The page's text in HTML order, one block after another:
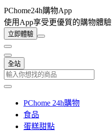
PChome24h購物App
使用App享受更優質的購物體驗
立即體驗
全站
PChome 24h購物
食品
蛋糕甜點